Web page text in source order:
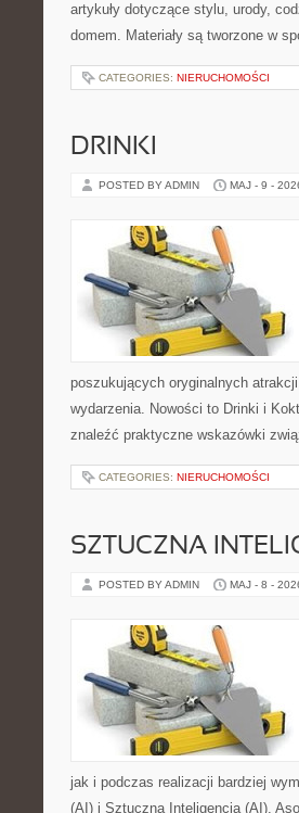
artykuły dotyczące stylu, urody,
domem. Materiały są tworzone w
CATEGORIES: NIERUCHOMOŚCI
DRINKI
POSTED BY ADMIN MAJ - 9 -
poszukujących oryginalnych
wydarzenia. Nowości to Drinki i
znaleźć praktyczne wskazówki
CATEGORIES: NIERUCHOMOŚCI
SZTUCZNA
POSTED BY ADMIN MAJ - 8 -
jak i podczas realizacji bardziej
(AI) i Sztuczna Inteligencja (AI).